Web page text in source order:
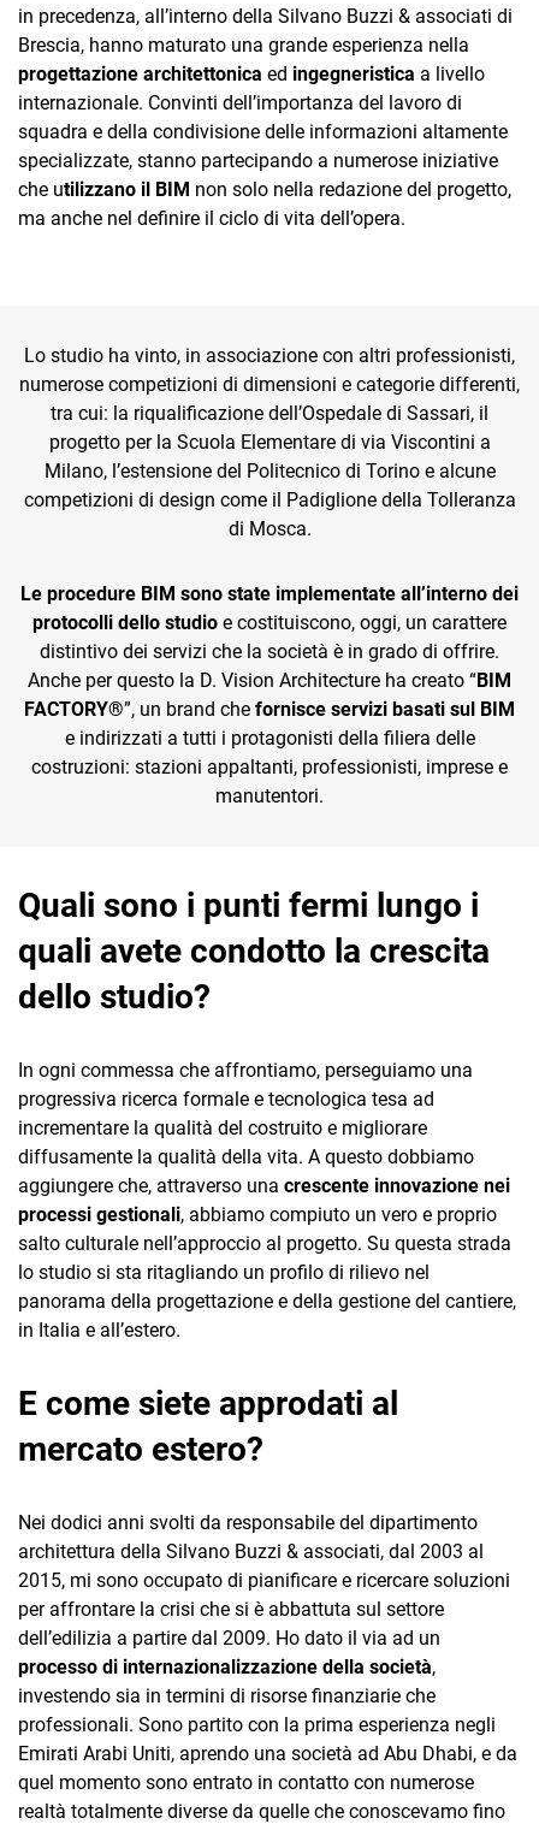
in precedenza, all’interno della Silvano Buzzi & associati di
Brescia, hanno maturato una grande esperienza nella
progettazione architettonica ed ingegneristica a livello
internazionale. Convinti dell’importanza del lavoro di
squadra e della condivisione delle informazioni altamente
specializzate, stanno partecipando a numerose iniziative
che utilizzano il BIM non solo nella redazione del progetto,
ma anche nel definire il ciclo di vita dell’opera.
Lo studio ha vinto, in associazione con altri professionisti,
numerose competizioni di dimensioni e categorie differenti,
tra cui: la riqualificazione dell’Ospedale di Sassari, il
progetto per la Scuola Elementare di via Viscontini a
Milano, l’estensione del Politecnico di Torino e alcune
competizioni di design come il Padiglione della Tolleranza
di Mosca.
Le procedure BIM sono state implementate all’interno dei
protocolli dello studio e costituiscono, oggi, un carattere
distintivo dei servizi che la società è in grado di offrire.
Anche per questo la D. Vision Architecture ha creato “BIM
FACTORY®”, un brand che fornisce servizi basati sul BIM
e indirizzati a tutti i protagonisti della filiera delle
costruzioni: stazioni appaltanti, professionisti, imprese e
manutentori.
Quali sono i punti fermi lungo i
quali avete condotto la crescita
dello studio?
In ogni commessa che affrontiamo, perseguiamo una
progressiva ricerca formale e tecnologica tesa ad
incrementare la qualità del costruito e migliorare
diffusamente la qualità della vita. A questo dobbiamo
aggiungere che, attraverso una crescente innovazione nei
processi gestionali, abbiamo compiuto un vero e proprio
salto culturale nell’approccio al progetto. Su questa strada
lo studio si sta ritagliando un profilo di rilievo nel
panorama della progettazione e della gestione del cantiere,
in Italia e all’estero.
E come siete approdati al
mercato estero?
Nei dodici anni svolti da responsabile del dipartimento
architettura della Silvano Buzzi & associati, dal 2003 al
2015, mi sono occupato di pianificare e ricercare soluzioni
per affrontare la crisi che si è abbattuta sul settore
dell’edilizia a partire dal 2009. Ho dato il via ad un
processo di internazionalizzazione della società,
investendo sia in termini di risorse finanziarie che
professionali. Sono partito con la prima esperienza negli
Emirati Arabi Uniti, aprendo una società ad Abu Dhabi, e da
quel momento sono entrato in contatto con numerose
realtà totalmente diverse da quelle che conoscevamo fino